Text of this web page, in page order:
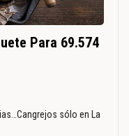
Para 69.574
sólo en La